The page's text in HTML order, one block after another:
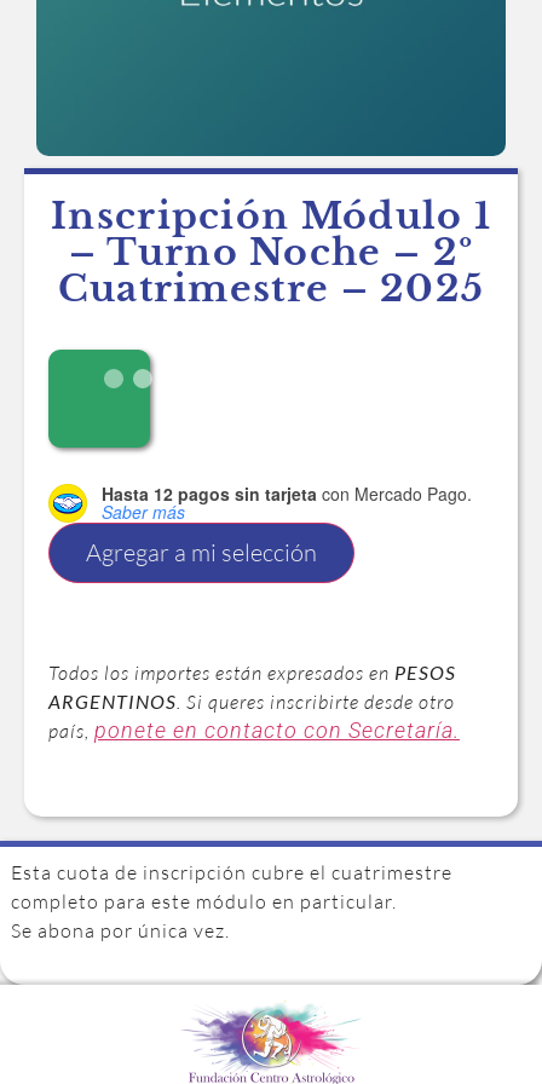
Inscripción Módulo 1
– Turno Noche – 2º
Cuatrimestre – 2025
Hasta 12 pagos sin tarjeta con Mercado Pago.
Saber más
Agregar a mi selección
Todos los importes están expresados en PESOS
ARGENTINOS. Si queres inscribirte desde otro
país, ponete en contacto con Secretaría.
Esta cuota de inscripción cubre el cuatrimestre
completo para este módulo en particular.
Se abona por única vez.